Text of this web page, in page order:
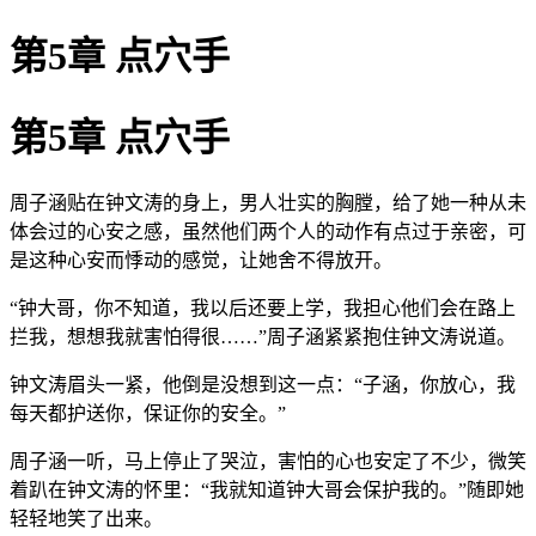
第5章 点穴手
第5章 点穴手
周子涵贴在钟文涛的身上，男人壮实的胸膛，给了她一种从未
体会过的心安之感，虽然他们两个人的动作有点过于亲密，可
是这种心安而悸动的感觉，让她舍不得放开。
“钟大哥，你不知道，我以后还要上学，我担心他们会在路上
拦我，想想我就害怕得很……”周子涵紧紧抱住钟文涛说道。
钟文涛眉头一紧，他倒是没想到这一点：“子涵，你放心，我
每天都护送你，保证你的安全。”
周子涵一听，马上停止了哭泣，害怕的心也安定了不少，微笑
着趴在钟文涛的怀里：“我就知道钟大哥会保护我的。”随即她
轻轻地笑了出来。